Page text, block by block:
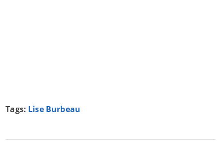
Tags: Lise Burbeau